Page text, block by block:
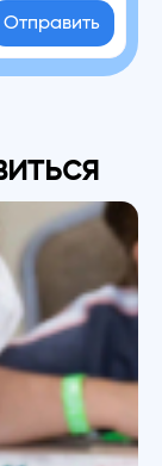
Отправить